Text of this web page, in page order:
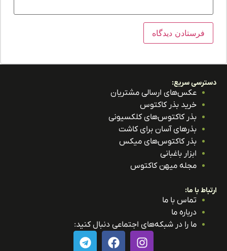
سریع:
عکس‌های ارسالی مشتریان
خرید بذر کاکتوس
بذر کاکتوس‌های کلکسیونی
بذرهای آسان برای کاشت
بذر کاکتوس‌های میکس
ابزار باغبانی
مجله میهن کاکتوس
با ما:
تماس با ما
درباره ما
ما را در شبکه‌های اجتماعی دنبال کنید: